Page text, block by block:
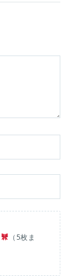
（5枚ま